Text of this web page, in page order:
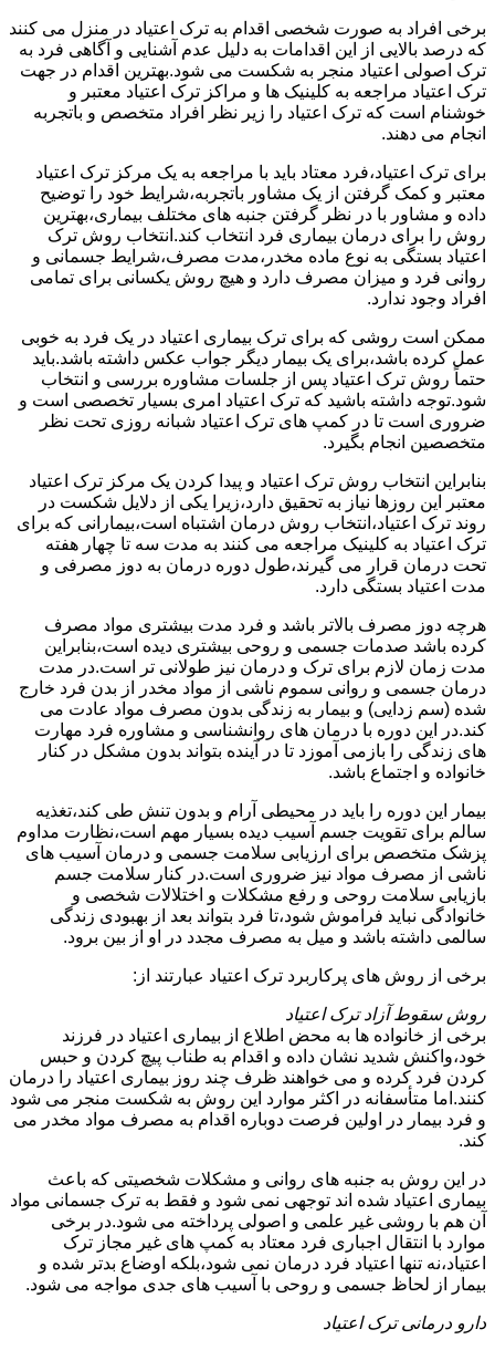
برخی افراد به صورت شخصی اقدام به ترک اعتیاد در منزل می کنند
که درصد بالایی از این اقدامات به دلیل عدم آشنایی و آگاهی فرد به
ترک اصولی اعتیاد منجر به شکست می شود.بهترین اقدام در جهت
ترک اعتیاد مراجعه به کلینیک ها و مراکز ترک اعتیاد معتبر و
خوشنام است که ترک اعتیاد را زیر نظر افراد متخصص و باتجربه
انجام می دهند.
برای ترک اعتیاد،فرد معتاد باید با مراجعه به یک مرکز ترک اعتیاد
معتبر و کمک گرفتن از یک مشاور باتجربه،شرایط خود را توضیح
داده و مشاور با در نظر گرفتن جنبه های مختلف بیماری،بهترین
روش را برای درمان بیماری فرد انتخاب کند.انتخاب روش ترک
اعتیاد بستگی به نوع ماده مخدر،مدت مصرف،شرایط جسمانی و
روانی فرد و میزان مصرف دارد و هیچ روش یکسانی برای تمامی
افراد وجود ندارد.
ممکن است روشی که برای ترک بیماری اعتیاد در یک فرد به خوبی
عمل کرده باشد،برای یک بیمار دیگر جواب عکس داشته باشد.باید
حتماً روش ترک اعتیاد پس از جلسات مشاوره بررسی و انتخاب
شود.توجه داشته باشید که ترک اعتیاد امری بسیار تخصصی است و
ضروری است تا در کمپ های ترک اعتیاد شبانه روزی تحت نظر
متخصصین انجام بگیرد.
بنابراین انتخاب روش ترک اعتیاد و پیدا کردن یک مرکز ترک اعتیاد
معتبر این روزها نیاز به تحقیق دارد،زیرا یکی از دلایل شکست در
روند ترک اعتیاد،انتخاب روش درمان اشتباه است،بیمارانی که برای
ترک اعتیاد به کلینیک مراجعه می کنند به مدت سه تا چهار هفته
تحت درمان قرار می گیرند،طول دوره درمان به دوز مصرفی و
مدت اعتیاد بستگی دارد.
هرچه دوز مصرف بالاتر باشد و فرد مدت بیشتری مواد مصرف
کرده باشد صدمات جسمی و روحی بیشتری دیده است،بنابراین
مدت زمان لازم برای ترک و درمان نیز طولانی تر است.در مدت
درمان جسمی و روانی سموم ناشی از مواد مخدر از بدن فرد خارج
شده (سم زدایی) و بیمار به زندگی بدون مصرف مواد عادت می
کند.در این دوره با درمان های روانشناسی و مشاوره فرد مهارت
های زندگی را بازمی آموزد تا در آینده بتواند بدون مشکل در کنار
خانواده و اجتماع باشد.
بیمار این دوره را باید در محیطی آرام و بدون تنش طی کند،تغذیه
سالم برای تقویت جسم آسیب دیده بسیار مهم است،نظارت مداوم
پزشک متخصص برای ارزیابی سلامت جسمی و درمان آسیب های
ناشی از مصرف مواد نیز ضروری است.در کنار سلامت جسم
بازیابی سلامت روحی و رفع مشکلات و اختلالات شخصی و
خانوادگی نباید فراموش شود،تا فرد بتواند بعد از بهبودی زندگی
سالمی داشته باشد و میل به مصرف مجدد در او از بین برود.
برخی از روش های پرکاربرد ترک اعتیاد عبارتند از:
روش سقوط آزاد ترک اعتیاد
برخی از خانواده ها به محض اطلاع از بیماری اعتیاد در فرزند
خود،واکنش شدید نشان داده و اقدام به طناب پیچ کردن و حبس
کردن فرد کرده و می خواهند ظرف چند روز بیماری اعتیاد را درمان
کنند.اما متأسفانه در اکثر موارد این روش به شکست منجر می شود
و فرد بیمار در اولین فرصت دوباره اقدام به مصرف مواد مخدر می
کند.
در این روش به جنبه های روانی و مشکلات شخصیتی که باعث
بیماری اعتیاد شده اند توجهی نمی شود و فقط به ترک جسمانی مواد
آن هم با روشی غیر علمی و اصولی پرداخته می شود.در برخی
موارد با انتقال اجباری فرد معتاد به کمپ های غیر مجاز ترک
اعتیاد،نه تنها اعتیاد فرد درمان نمی شود،بلکه اوضاع بدتر شده و
بیمار از لحاظ جسمی و روحی با آسیب های جدی مواجه می شود.
دارو درمانی ترک اعتیاد